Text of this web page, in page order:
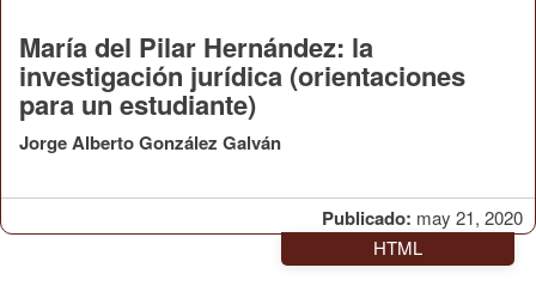
Publicado: may 21, 2020
María del Pilar Hernández: la
investigación jurídica (orientaciones
para un estudiante)
Jorge Alberto González Galván
HTML